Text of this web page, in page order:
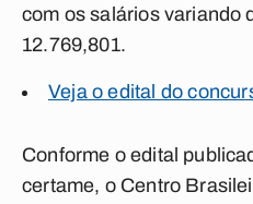
com os salários variando
12.769,801.
Veja o edital do
Conforme o edital
certame, o Centro